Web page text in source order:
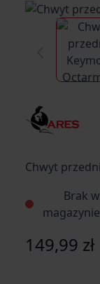
Chwyt
Brak w
magazynie
149,99 zł